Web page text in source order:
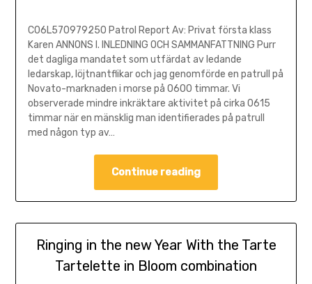
C06L570979250 Patrol Report Av: Privat första klass
Karen ANNONS I. INLEDNING OCH SAMMANFATTNING Purr
det dagliga mandatet som utfärdat av ledande
ledarskap, löjtnantflikar och jag genomförde en patrull på
Novato-marknaden i morse på 0600 timmar. Vi
observerade mindre inkräktare aktivitet på cirka 0615
timmar när en mänsklig man identifierades på patrull
med någon typ av…
Continue reading
Ringing in the new Year With the Tarte
Tartelette in Bloom combination